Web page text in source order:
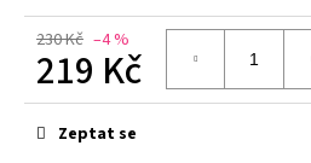
230 Kč –4 %
219 Kč
Měrná
cena:Zeptat se
NATURANA
5063
ZMENŠOVACÍ
PODPRSENKA
MINIMIZER
TMAVĚ